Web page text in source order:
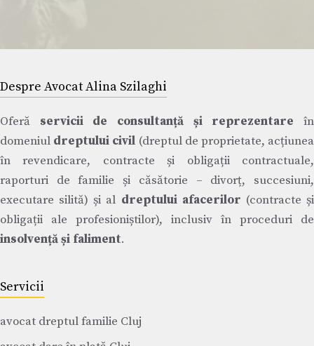
Despre Avocat Alina Szilaghi
Oferă servicii de consultanță și reprezentare în
domeniul dreptului civil (dreptul de proprietate, acțiunea
în revendicare, contracte și obligații contractuale,
raporturi de familie și căsătorie – divorț, succesiuni,
executare silită) și al dreptului afacerilor (contracte și
obligații ale profesioniștilor), inclusiv în proceduri de
insolvență și faliment.
Servicii
avocat dreptul familie Cluj